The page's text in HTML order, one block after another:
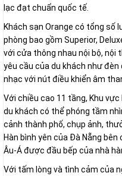
lạc đạt chuẩn quốc tế.
Khách sạn Orange có tổng số
phòng bao gồm Superior,
với cửa thông nhau nội bộ, nội
yêu cầu của du khách như
nhạc với nút điều khiển âm
Với chiều cao 11 tầng, Khu
du khách có thể phóng tầm
cảnh thành phố, chụp ảnh,
Hàn bình yên của Đà Nẵng
Âu-Á được đầu bếp của nhà
Với tấm lòng và tình cảm của